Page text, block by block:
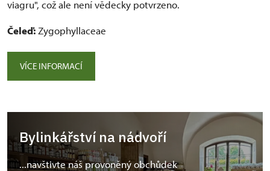
viagru", což ale není vědecky potvrzeno.
Čeleď: Zygophyllaceae
VÍCE INFORMACÍ
Bylinkářství na nádvoří
...navštivte náš provoněný obchůdek